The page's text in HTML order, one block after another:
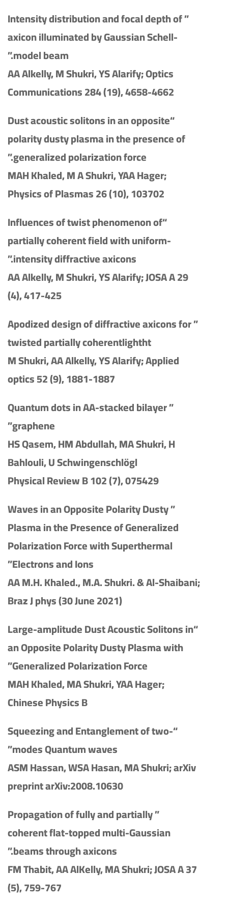
” Intensity distribution and focal depth of
axicon illuminated by Gaussian Schell-
model beam.”
AA Alkelly, M Shukri, YS Alarify; Optics
Communications 284 (19), 4658-4662
“Dust acoustic solitons in an opposite
polarity dusty plasma in the presence of
generalized polarization force.”
MAH Khaled, M A Shukri, YAA Hager;
Physics of Plasmas 26 (10), 103702
“Influences of twist phenomenon of
partially coherent field with uniform-
intensity diffractive axicons.”
AA Alkelly, M Shukri, YS Alarify; JOSA A 29
(4), 417-425
” Apodized design of diffractive axicons for
twisted partially coherentlightht
M Shukri, AA Alkelly, YS Alarify; Applied
optics 52 (9), 1881-1887
” Quantum dots in AA-stacked bilayer
graphene”
HS Qasem, HM Abdullah, MA Shukri, H
Bahlouli, U Schwingenschlögl
Physical Review B 102 (7), 075429
” Waves in an Opposite Polarity Dusty
Plasma in the Presence of Generalized
Polarization Force with Superthermal
Electrons and Ions”
AA M.H. Khaled., M.A. Shukri. & Al-Shaibani;
Braz J phys (30 June 2021)
“Large-amplitude Dust Acoustic Solitons in
an Opposite Polarity Dusty Plasma with
Generalized Polarization Force”
MAH Khaled, MA Shukri, YAA Hager;
Chinese Physics B
“Squeezing and Entanglement of two-
modes Quantum waves”
ASM Hassan, WSA Hasan, MA Shukri; arXiv
preprint arXiv:2008.10630
” Propagation of fully and partially
coherent flat-topped multi-Gaussian
beams through axicons.”
FM Thabit, AA AlKelly, MA Shukri; JOSA A 37
(5), 759-767